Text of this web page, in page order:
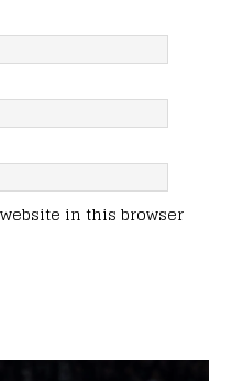
in this browser